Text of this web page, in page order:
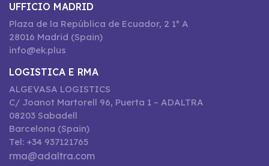
UFFICIO MADRID
Plaza de la República de Ecuador, 2 1º A
28016 Madrid (Spain)
info@ek.plus
LOGISTICA E RMA
ALGEVASA LOGISTICS
C/ Joanot Martorell 96, Puerta 1 – ADALTRA
08203 Sabadell
Barcelona (Spain)
Tel: +34 937121765
rma@adaltra.com